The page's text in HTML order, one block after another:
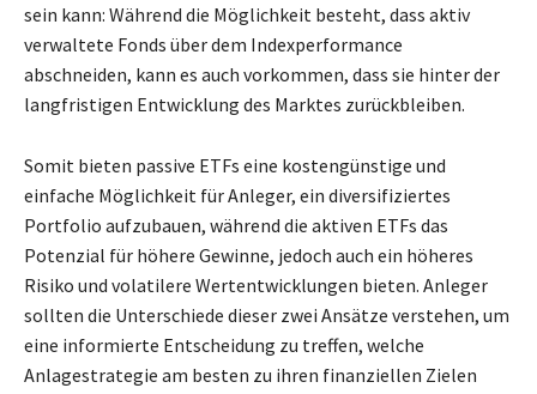
sein kann: Während die Möglichkeit besteht, dass aktiv
verwaltete Fonds über dem Indexperformance
abschneiden, kann es auch vorkommen, dass sie hinter der
langfristigen Entwicklung des Marktes zurückbleiben.
Somit bieten passive ETFs eine kostengünstige und
einfache Möglichkeit für Anleger, ein diversifiziertes
Portfolio aufzubauen, während die aktiven ETFs das
Potenzial für höhere Gewinne, jedoch auch ein höheres
Risiko und volatilere Wertentwicklungen bieten. Anleger
sollten die Unterschiede dieser zwei Ansätze verstehen, um
eine informierte Entscheidung zu treffen, welche
Anlagestrategie am besten zu ihren finanziellen Zielen